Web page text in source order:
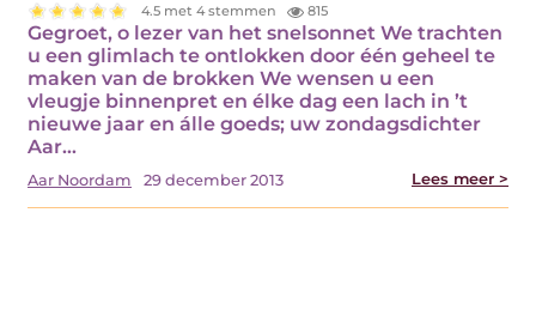
4.5 met 4 stemmen 815
Gegroet, o lezer van het snelsonnet We trachten
u een glimlach te ontlokken door één geheel te
maken van de brokken We wensen u een
vleugje binnenpret en élke dag een lach in ’t
nieuwe jaar en álle goeds; uw zondagsdichter
Aar…
Aar Noordam 29 december 2013 Lees meer >